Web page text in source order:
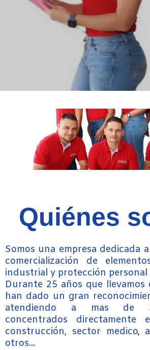
Quiénes
Somos una empresa dedicada
comercialización de
industrial y protección personal
Durante 25 años que llevamos
han dado un gran
atendiendo a mas de
concentrados directamente
construcción, sector medico,
otros...